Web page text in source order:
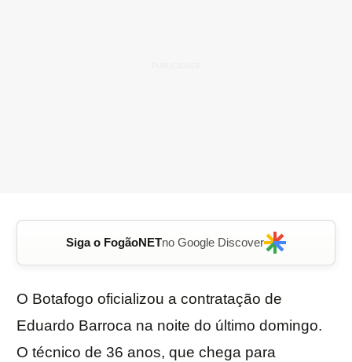
Siga o FogãoNETno Google Discover
O Botafogo oficializou a contratação de
Eduardo Barroca na noite do último domingo.
O técnico de 36 anos, que chega para